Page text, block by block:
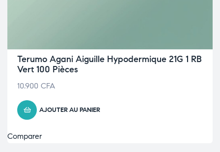
Terumo Agani Aiguille Hypodermique 21G 1 RB
Vert 100 Pièces
10.900 CFA
AJOUTER AU PANIER
Comparer